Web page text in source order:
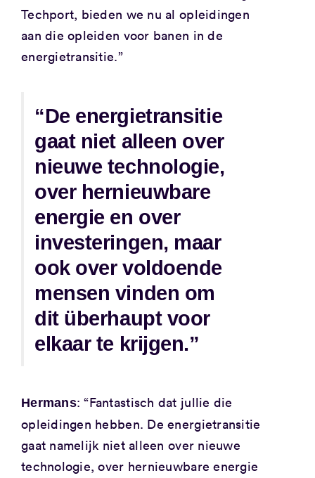
Techport, bieden we nu al opleidingen
aan die opleiden voor banen in de
energietransitie.”
“De energietransitie
gaat niet alleen over
nieuwe technologie,
over hernieuwbare
energie en over
investeringen, maar
ook over voldoende
mensen vinden om
dit überhaupt voor
elkaar te krijgen.”
Hermans: “Fantastisch dat jullie die
opleidingen hebben. De energietransitie
gaat namelijk niet alleen over nieuwe
technologie, over hernieuwbare energie